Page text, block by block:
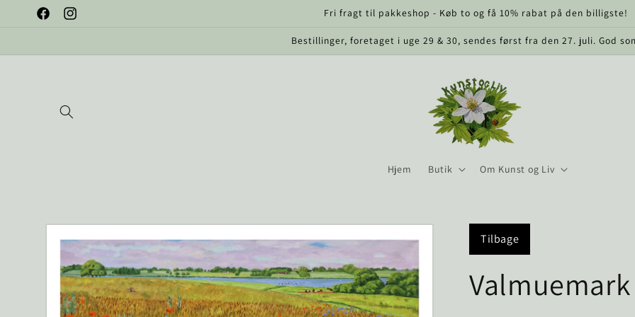
Gå til
indhold
FacebookInstagram
Fri fragt til pakkeshop - Køb to og få 10% rabat på den billigste!
Bestillinger, foretaget i uge 29 & 30, sendes først fra den 27. juli. God
Hjem Butik Om Kunst og Liv
produktoplysninger
Tilbage
Valmuemark